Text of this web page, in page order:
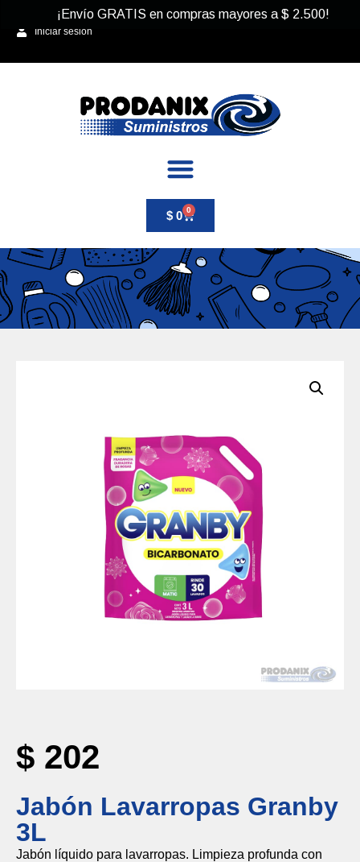
Iniciar sesión
$0 0
Jabón Lavarropas Granby
3L
$ 202
Jabón líquido para lavarropas. Limpieza profunda con
¡Envío GRATIS en compras mayores a $ 2.500!